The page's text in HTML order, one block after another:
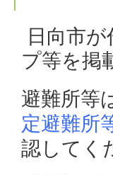
日向市
プ等を掲
避難所等
定避難所
認してく